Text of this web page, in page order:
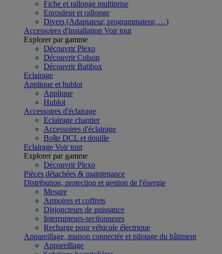
Fiche et rallonge multiprise
Enrouleur et rallonge
Divers (Adaptateur, programmateur, …)
Accessoires d'installation Voir tout
Explorer par gamme
Découvrir Plexo
Découvrir Colson
Découvrir Batibox
Eclairage
Applique et hublot
Applique
Hublot
Accessoires d'éclairage
Eclairage chantier
Accessoires d'éclairage
Boîte DCL et douille
Eclairage Voir tout
Explorer par gamme
Découvrir Plexo
Pièces détachées & maintenance
Distribution, protection et gestion de l'énergie
Mesure
Armoires et coffrets
Disjoncteurs de puissance
Interrupteurs-sectionneurs
Recharge pour véhicule électrique
Appareillage, maison connectée et pilotage du bâtiment
Appareillage